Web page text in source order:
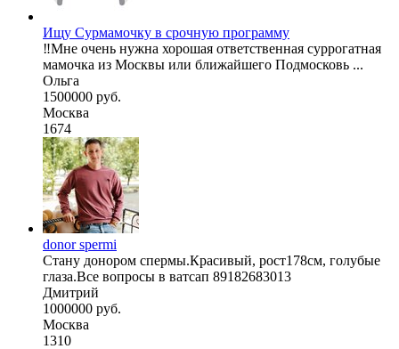
Ищу Сурмамочку в срочную программу
‼️Мне очень нужна хорошая ответственная суррогатная
мамочка из Москвы или ближайшего Подмосковь ...
Ольга
1500000 руб.
Москва
1674
donor spermi
Стану донором спермы.Красивый, рост178см, голубые
глаза.Все вопросы в ватсап 89182683013
Дмитрий
1000000 руб.
Москва
1310